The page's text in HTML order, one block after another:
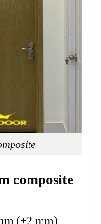
composite
(±2 mm)